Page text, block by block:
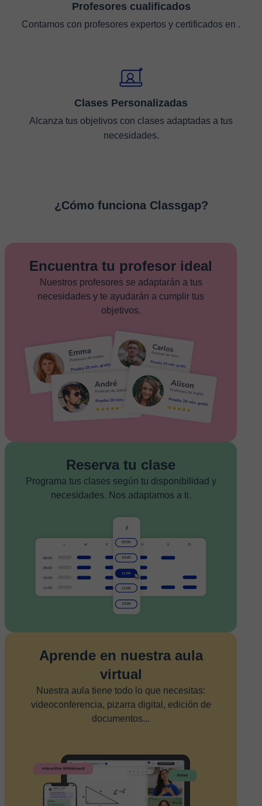
Profesores cualificados
Contamos con profesores expertos y certificados en .
Clases Personalizadas
Alcanza tus objetivos con clases adaptadas a tus
necesidades.
¿Cómo funciona Classgap?
Encuentra tu profesor ideal
Nuestros profesores se adaptarán a tus
necesidades y te ayudarán a cumplir tus
objetivos.
Reserva tu clase
Programa tus clases según tu disponibilidad y
necesidades. Nos adaptamos a ti.
Aprende en nuestra aula
virtual
Nuestra aula tiene todo lo que necesitas:
videoconferencia, pizarra digital, edición de
documentos...